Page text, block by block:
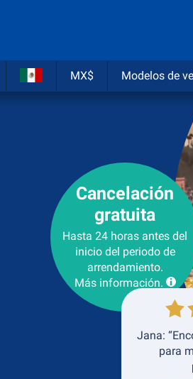
MX$ Modelos de
de arrendamiento
de devolución
Devolución
Cancelación
gratuita
Hasta 24 horas antes del
inicio del periodo de
arrendamiento.
Más información.
Jana:
para